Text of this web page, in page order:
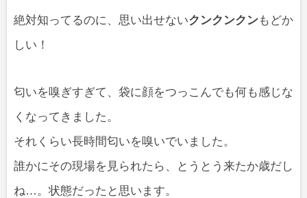
絶対知ってるのに、思い出せないクンクンクンもどか
しい！
匂いを嗅ぎすぎて、袋に顔をつっこんでも何も感じな
くなってきました。
それくらい長時間匂いを嗅いでいました。
誰かにその現場を見られたら、とうとう来たか歳だし
ね…。状態だったと思います。